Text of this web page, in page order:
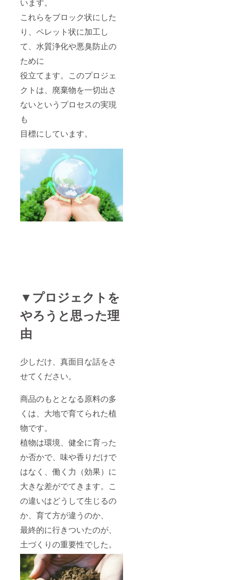
います。
これらをブロック状にした
り、ペレット状に加工し
て、水質浄化や悪臭防止の
ために
役立てます。このプロジェ
クトは、廃棄物を一切出さ
ないというプロセスの実現
も
目標にしています。
▼プロジェクトを
やろうと思った理
由
少しだけ、真面目な話をさ
せてください。
商品のもととなる原料の多
くは、大地で育てられた植
物です。
植物は環境、健全に育った
か否かで、味や香りだけで
はなく、働く力（効果）に
大きな差がでてきます。こ
の違いはどうして生じるの
か、育て方が違うのか、
最終的に行きついたのが、
土づくりの重要性でした。